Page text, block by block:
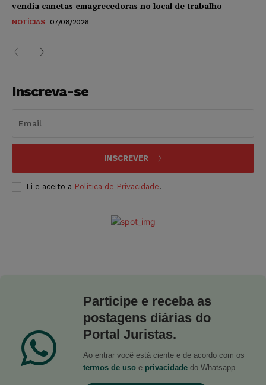
vendia canetas emagrecedoras no local de trabalho
NOTÍCIAS 07/08/2026
Inscreva-se
INSCREVER
Li e aceito a Política de Privacidade.
Participe e receba as
postagens diárias do
Portal Juristas.
Ao entrar você está ciente e de acordo com os
termos de uso e privacidade do Whatsapp.